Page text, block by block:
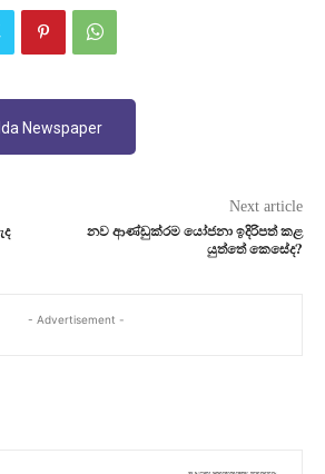
Newspaper
Next article
නව ආණ්ඩුක්රම යෝජනා ඉදිරිපත් කළ
යුත්තේ කෙසේද?
- Advertisement -